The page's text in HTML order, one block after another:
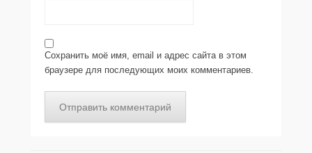
Сохранить моё имя, email и адрес сайта в этом
браузере для последующих моих комментариев.